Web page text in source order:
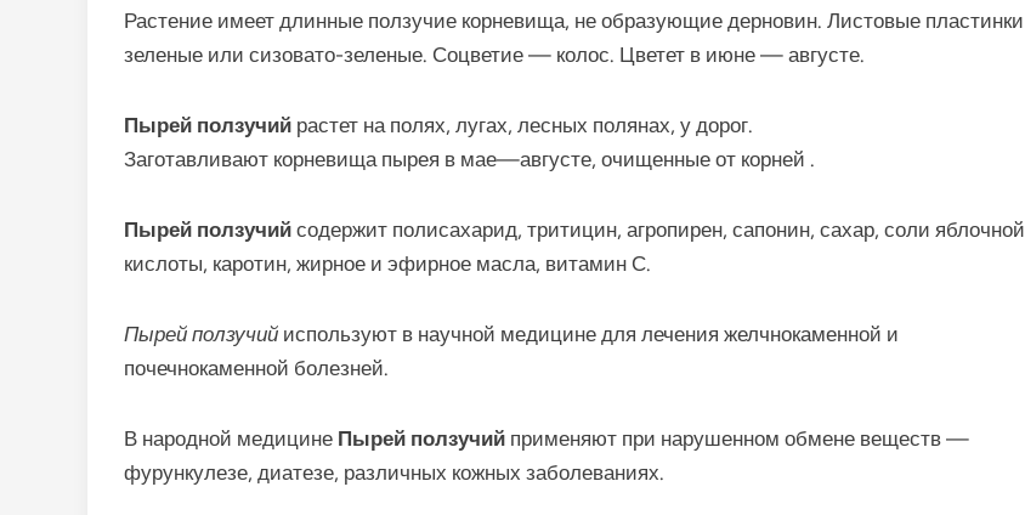
Растение имеет длинные ползучие корневища, не образующие дерновин. Листовые пластинки
зеленые или сизовато-зеленые. Соцветие — колос. Цветет в июне — августе.
Пырей ползучий растет на полях, лугах, лесных полянах, у дорог.
Заготавливают корневища пырея в мае—августе, очищенные от корней .
Пырей ползучий содержит полисахарид, тритицин, агропирен, сапонин, сахар, соли яблочной
кислоты, каротин, жирное и эфирное масла, витамин С.
Пырей ползучий используют в научной медицине для лечения желчнокаменной и
почечнокаменной болезней.
В на­родной медицине Пырей ползучий применяют при нарушенном обмене веществ —
фурункулезе, диатезе, различных кожных заболеваниях.